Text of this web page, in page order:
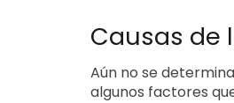
Causas de
Aún no se
algunos factores